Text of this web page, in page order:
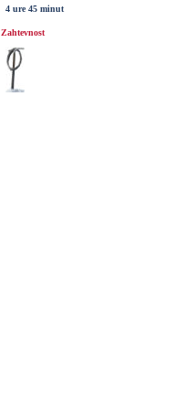
4 ure 45 minut
Zahtevnost